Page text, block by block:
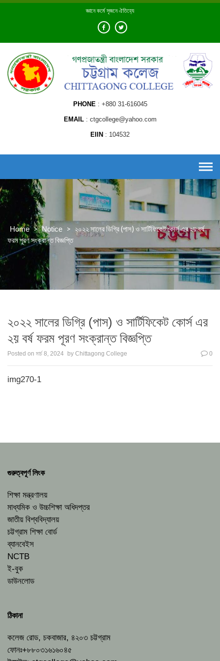
Skip
জ্ঞানে কর্মে সৃজনে ঐতিহ্যে
PHONE +880 31-616045
EMAIL ctgcollege@yahoo.com
EIIN 104532
Home > Notice > ২০২২ সালের ডিগ্রি (পাস) ও সার্টিফিকেট কোর্স এর ২য় বর্ষ
ফরম পূরণ সংক্রান্ত বিজ্ঞপ্তি
২০২২ সালের ডিগ্রি (পাস) ও সার্টিফিকেট কোর্স এর
২য় বর্ষ ফরম পূরণ সংক্রান্ত বিজ্ঞপ্তি
Posted on মার্চ 8, 2024 by Chittagong College 0
img270-1
গুরুত্বপূর্ণ লিংক
শিক্ষা মন্ত্রণালয়
মাধ্যমিক ও উচ্চশিক্ষা অধিদপ্তর
জাতীয় বিশ্ববিদ্যালয়
চট্টগ্রাম শিক্ষা বোর্ড
ব্যানবেইস
NCTB
ই-বুক
ডাউনলোড
ঠিকানা
কলেজ রোড, চকবাজার, ৪২০৩ চট্টগ্রাম
ফোনঃ+৮৮০৩১৬১৬০৪৫